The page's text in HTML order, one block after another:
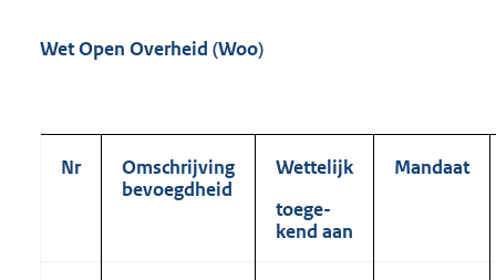
Wet Open Overheid (Woo)
Nr
Omschrijving
bevoegdheid
Wettelijk
toege-
kend aan
Mandaat